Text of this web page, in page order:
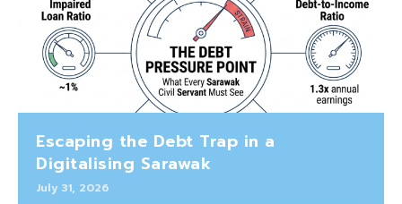
Escaping the Debt Trap in a
Digitalising Sarawak
July 31, 2026